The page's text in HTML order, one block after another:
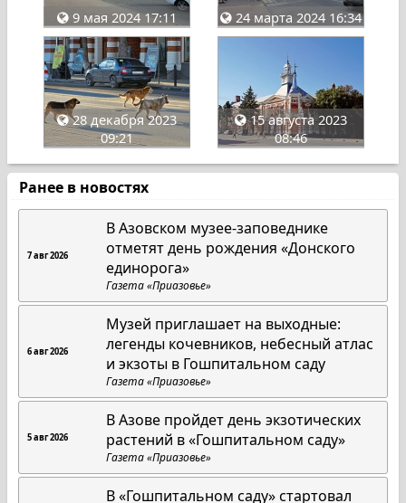
9 мая 2024 17:11 24 марта 2024 16:34
28 декабря 2023
09:21
15 августа 2023
08:46
Ранее в новостях
7 авг 2026
В Азовском музее-заповеднике
отметят день рождения «Донского
единорога»
Газета «Приазовье»
6 авг 2026
Музей приглашает на выходные:
легенды кочевников, небесный атлас
и экзоты в Гошпитальном саду
Газета «Приазовье»
5 авг 2026
В Азове пройдет день экзотических
растений в «Гошпитальном саду»
Газета «Приазовье»
В «Гошпитальном саду» стартовал